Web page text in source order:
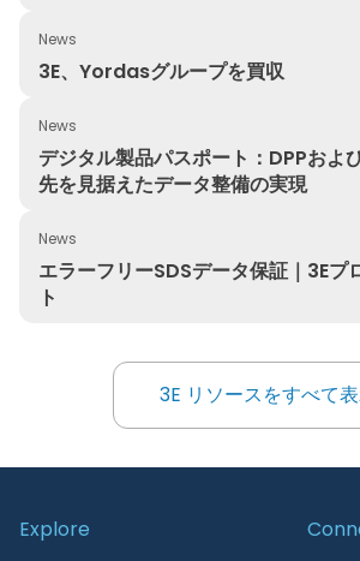
News
3E、Yordasグループを買収
3E、Yordasグループを買収
News
デジタル製品パスポート：DPPおよ
先を見据えたデータ整備の実現
デジタル製品パスポート：DPPおよ
News
エラーフリーSDSデータ保証｜3Eプ
ト
エラーフリーSDSデータ保証｜3Eプロ
3E リソースをすべて
3E リソー
Explore